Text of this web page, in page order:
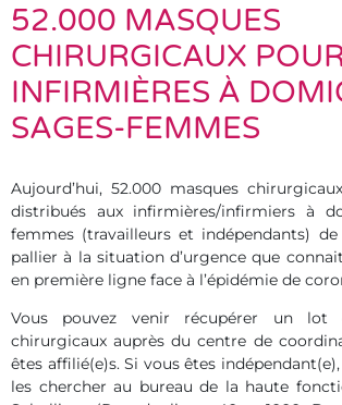
52.000 MASQUES
CHIRURGICAUX POUR
INFIRMIÈRES À
SAGES-FEMMES
Aujourd’hui, 52.000 masques
distribués aux infirmières/infirmiers à
femmes (travailleurs et indépendants)
pallier à la situation d’urgence que
en première ligne face à l’épidémie de
Vous pouvez venir récupérer un lot
chirurgicaux auprès du centre de
êtes affilié(e)s. Si vous êtes
les chercher au bureau de la haute